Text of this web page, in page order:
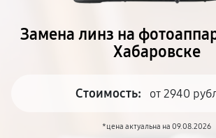
Замена линз на
Хабаровске
Стоимость: от 2940
*цена актуальна на 09.08.2026